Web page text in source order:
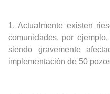
1. Actualmente existen
comunidades, por
siendo gravemente
implementación de 50